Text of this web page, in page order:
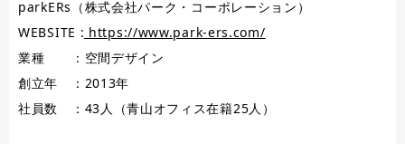
parkERs（株式会社パーク・コーポレーション）
WEBSITE : https://www.park-ers.com/
業種 ：空間デザイン
創立年 ：2013年
社員数 ：43人（青山オフィス在籍25人）